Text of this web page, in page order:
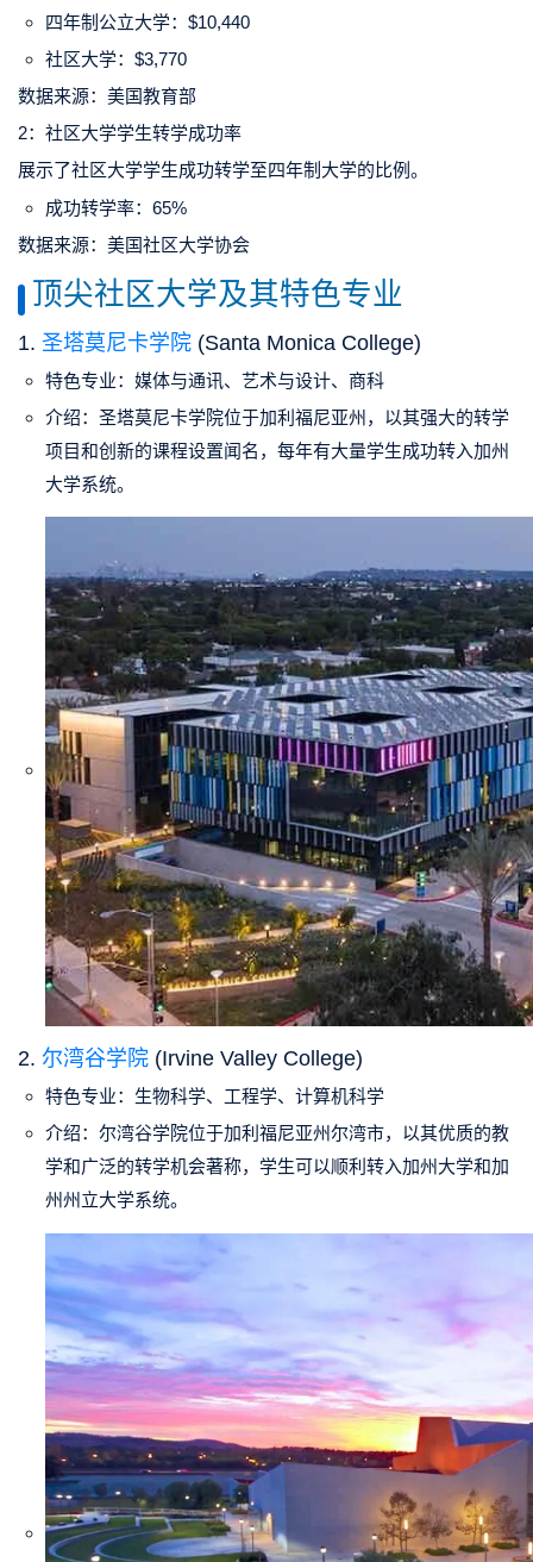
四年制公立大学：$10,440
社区大学：$3,770
数据来源：美国教育部
2：社区大学学生转学成功率
展示了社区大学学生成功转学至四年制大学的比例。
成功转学率：65%
数据来源：美国社区大学协会
顶尖社区大学及其特色专业
1. 圣塔莫尼卡学院 (Santa Monica College)
特色专业：媒体与通讯、艺术与设计、商科
介绍：圣塔莫尼卡学院位于加利福尼亚州，以其强大的转学
项目和创新的课程设置闻名，每年有大量学生成功转入加州
大学系统。
2. 尔湾谷学院 (Irvine Valley College)
特色专业：生物科学、工程学、计算机科学
介绍：尔湾谷学院位于加利福尼亚州尔湾市，以其优质的教
学和广泛的转学机会著称，学生可以顺利转入加州大学和加
州州立大学系统。